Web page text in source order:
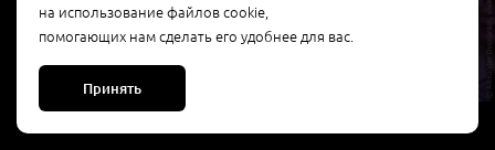
на использование файлов cookie,
помогающих нам сделать его удобнее для вас.
Принять